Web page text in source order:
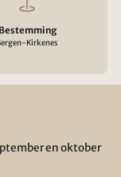
Bestemming
Kirkenes
en oktober